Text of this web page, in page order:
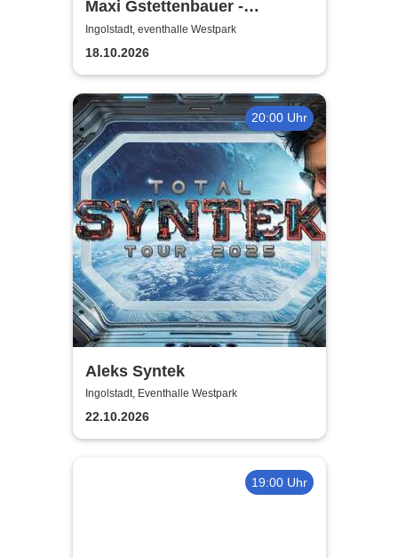
Maxi Gstettenbauer -
KOMPLETT ABSURD
Ingolstadt, eventhalle Westpark
18.10.2026
20:00 Uhr
Aleks Syntek
Ingolstadt, Eventhalle Westpark
22.10.2026
19:00 Uhr